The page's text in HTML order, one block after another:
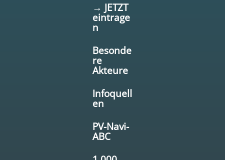
→ JETZT
eintrage
n
Besonde
re
Akteure
Infoquell
en
PV-Navi-
ABC